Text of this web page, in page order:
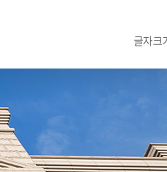
글자크